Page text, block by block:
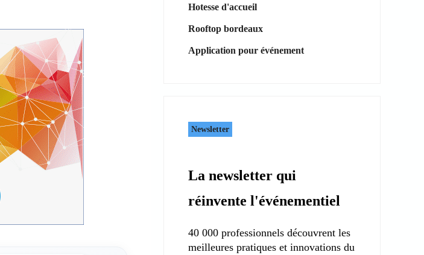
Hotesse d'accueil
Rooftop bordeaux
Application pour événement
Newsletter
La newsletter qui
réinvente l'événementiel
40 000 professionnels découvrent les
meilleures pratiques et innovations du